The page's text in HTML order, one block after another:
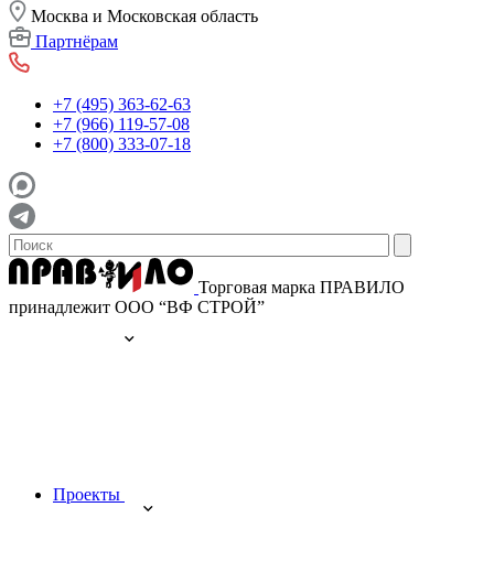
Москва и Московская область
Партнёрам
+7 (495) 363-62-63
+7 (966) 119-57-08
+7 (800) 333-07-18
Торговая марка ПРАВИЛО
принадлежит ООО “ВФ СТРОЙ”
Проекты